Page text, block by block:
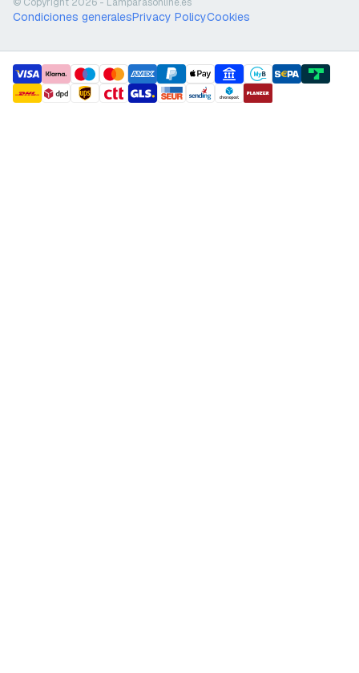
Condiciones generalesPrivacy PolicyCookies
payment methods
shipment methods